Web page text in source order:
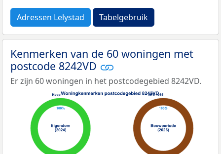
Adressen Lelystad Tabelgebruik
Kenmerken van de 60 woningen met
postcode 8242VD
Er zijn 60 woningen in het postcodegebied 8242VD.